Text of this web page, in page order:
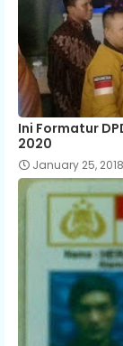
Ini Formatur
2020
January 25, 2018